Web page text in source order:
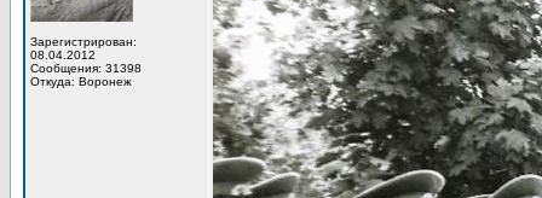
Зарегистрирован:
08.04.2012
Сообщения: 31398
Откуда: Воронеж